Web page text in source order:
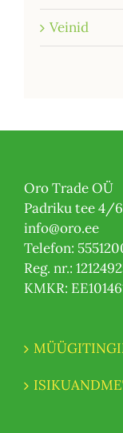
Veinid
Oro Trade OÜ
Padriku tee 4/
info@oro.ee
Telefon:
Reg. nr.:
KMKR: